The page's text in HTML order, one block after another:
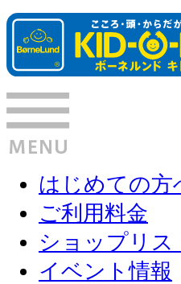
はじめての方
ご利用料金
ショップリス
イベント情報